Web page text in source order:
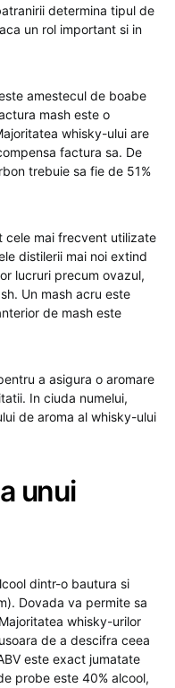
determina tipul de
un rol important si in
amestecul de boabe
mash este o
whisky-ului are
factura sa. De
trebuie sa fie de 51%
cele mai frecvent utilizate
distilerii mai noi extind
lucruri precum ovazul,
Un mash acru este
de mash este
a asigura o aromare
In ciuda numelui,
de aroma al whisky-ului
unui
dintr-o bautura si
Dovada va permite sa
whisky-urilor
de a descifra ceea
este exact jumatate
probe este 40% alcool,